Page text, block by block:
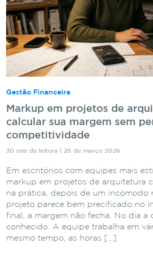
Gestão Financeira
Markup em projetos de
calcular sua margem sem
competitividade
30 min de leitura | 26 de março 2026
Em escritórios com equipes mais
markup em projetos de arquitetura
na prática, depois de um incômodo
projeto parece bem precificado no
final, a margem não fecha. No dia a
conhecido. A equipe trabalha em
mesmo tempo, as horas […]